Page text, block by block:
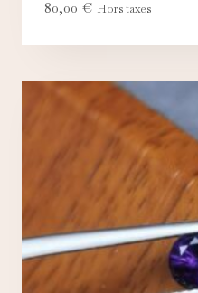
80,00 € Hors taxes